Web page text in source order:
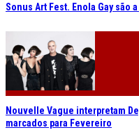
Sonus Art Fest. Enola Gay são
Nouvelle Vague interpretam
marcados para Fevereiro